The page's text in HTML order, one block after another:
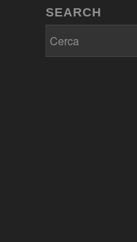
SEARCH